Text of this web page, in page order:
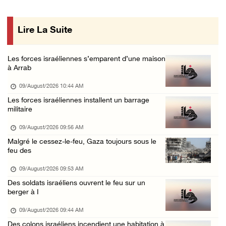
Une session du Conseil de sécurité sur la Ci ...
Un colon terroriste laisse son bétail dans l ...
Deux civils blessés lors d’une attaque menée ...
08/August/2026 02:54 PM
Le Président reçoit le conseil municipal de ...
08/August/2026 02:21 PM
L’occupation continue de ravager des terres ...
73384 martyrs et 174242 blessés depuis le dé ...
Lire La Suite
Les forces israéliennes s’emparent d’une maison
à Arrab
09/August/2026 10:44 AM
Les forces israéliennes installent un barrage
militaire
09/August/2026 09:56 AM
Malgré le cessez-le-feu, Gaza toujours sous le
feu des
09/August/2026 09:53 AM
Des soldats israéliens ouvrent le feu sur un
berger à I
09/August/2026 09:44 AM